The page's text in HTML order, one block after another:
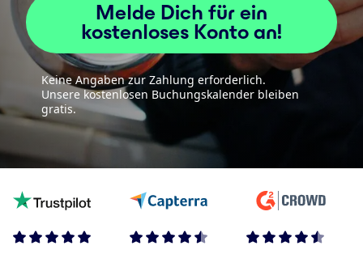
Melde Dich für ein
kostenloses Konto an!
Keine Angaben zur Zahlung erforderlich.
Unsere kostenlosen Buchungskalender bleiben
gratis.